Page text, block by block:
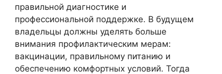
правильной диагностике и
профессиональной поддержке. В будущем
владельцы должны уделять больше
внимания профилактическим мерам:
вакцинации, правильному питанию и
обеспечению комфортных условий. Тогда